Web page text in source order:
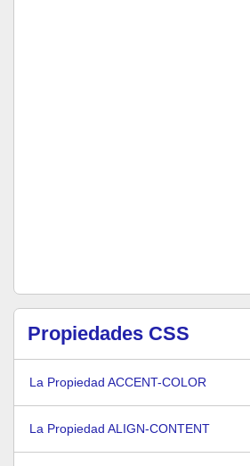
Propiedades CSS
La Propiedad ACCENT-COLOR
La Propiedad ALIGN-CONTENT